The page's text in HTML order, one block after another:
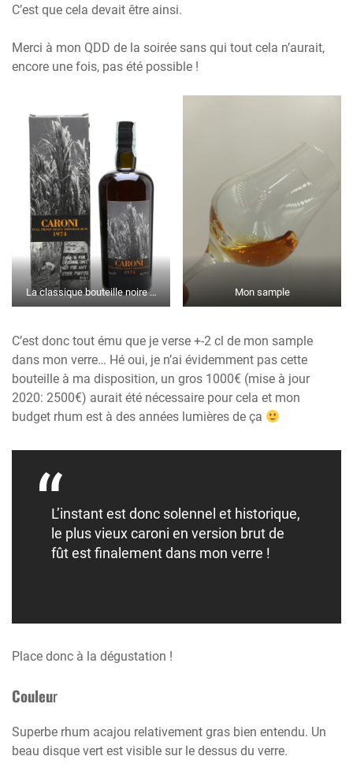
C’est que cela devait être ainsi.
Merci à mon QDD de la soirée sans qui tout cela n’aurait,
encore une fois, pas été possible !
La classique bouteille noire … Mon sample
C’est donc tout ému que je verse +-2 cl de mon sample
dans mon verre… Hé oui, je n’ai évidemment pas cette
bouteille à ma disposition, un gros 1000€ (mise à jour
2020: 2500€) aurait été nécessaire pour cela et mon
budget rhum est à des années lumières de ça
L’instant est donc solennel et historique,
le plus vieux caroni en version brut de
fût est finalement dans mon verre !
Place donc à la dégustation !
Couleur
Superbe rhum acajou relativement gras bien entendu. Un
beau disque vert est visible sur le dessus du verre.